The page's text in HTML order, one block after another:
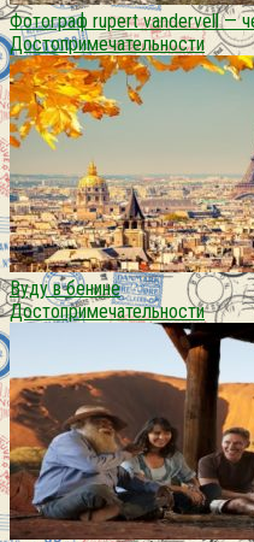
Фотограф rupert vandervell —
Достопримечательности
Вуду в бенине
Достопримечательности